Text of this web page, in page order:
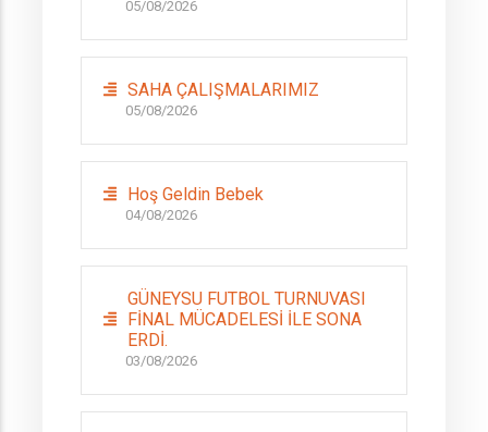
05/08/2026
SAHA ÇALIŞMALARIMIZ
05/08/2026
Hoş Geldin Bebek
04/08/2026
GÜNEYSU FUTBOL TURNUVASI
FİNAL MÜCADELESİ İLE SONA
ERDİ.
03/08/2026